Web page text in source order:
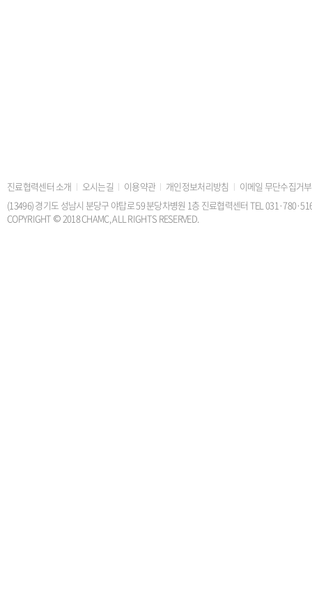
진료협력센터 소개 오시는길 이용약관 개인정보처리방침
이메일 무단수집거부
(13496) 경기도 성남시 분당구 야탑로 59 분당차병원 1층 진료협력센터 TEL
COPYRIGHT © 2018 CHAMC, ALL RIGHTS RESERVED.